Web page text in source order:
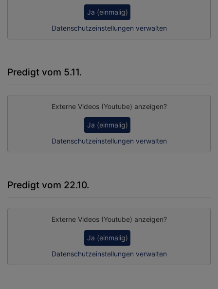
Ja (einmalig)
Datenschutzeinstellungen verwalten
Predigt vom 5.11.
Externe Videos (Youtube) anzeigen?
Ja (einmalig)
Datenschutzeinstellungen verwalten
Predigt vom 22.10.
Externe Videos (Youtube) anzeigen?
Ja (einmalig)
Datenschutzeinstellungen verwalten